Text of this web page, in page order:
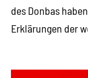
des Donbas
Erklärungen der